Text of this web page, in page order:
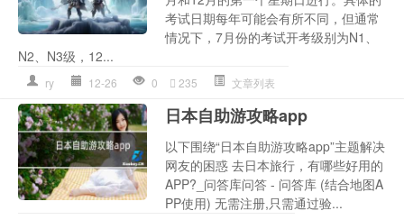
考试日期每年可能会有所不同，但通常
情况下，7月份的考试开考级别为N1、
N2、N3级，12...
ry 12-26 0 235 文章列表
日本自助游攻略app
以下围绕“日本自助游攻略app”主题解决
网友的困惑 去日本旅行，有哪些好用的
APP?_问答库问答 - 问答库 (结合地图A
PP使用) 无需注册,只需通过验...